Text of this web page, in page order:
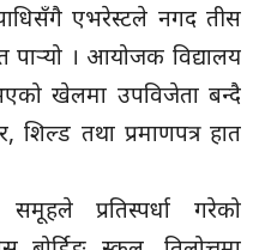
एभरेस्टले नगद तीस
पार्‍यो । आयोजक विद्यालय
खेलमा उपविजेता बन्दै
शिल्ड तथा प्रमाणपत्र हात
प्रतिस्पर्धा गरेको